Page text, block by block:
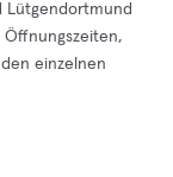
Lütgendortmund
Öffnungszeiten,
einzelnen